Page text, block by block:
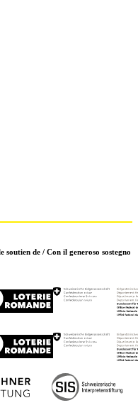
de / Con il generoso sostegno